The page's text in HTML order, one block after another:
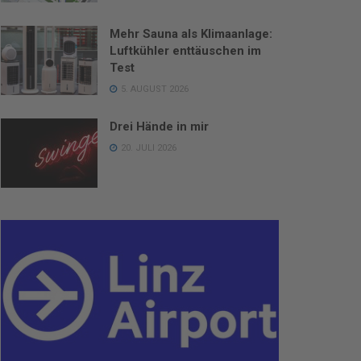
2026
Mehr Sauna als Klimaanlage:
Luftkühler enttäuschen im
Test
5. AUGUST 2026
Drei Hände in mir
20. JULI 2026